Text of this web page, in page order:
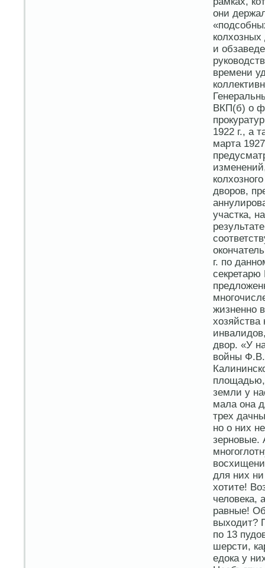
они
и
времени
ВКП(б) о
1922 г., а
марта
дворов,
участка,
г. по
жизненно
двор. «У
войны Ф.В.
площадью,
земли у
мала она
трех
но о них
зерновые.
для них
хотите!
человека,
равные!
выходит?
по 13
шерсти,
едока у